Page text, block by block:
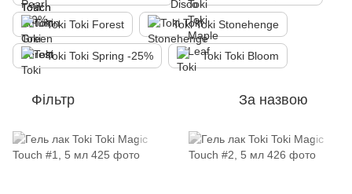
Toki Toki Forest Toki Toki Stonehenge
Toki Toki Spring -25% Toki Toki Bloom
Фільтр За назвою